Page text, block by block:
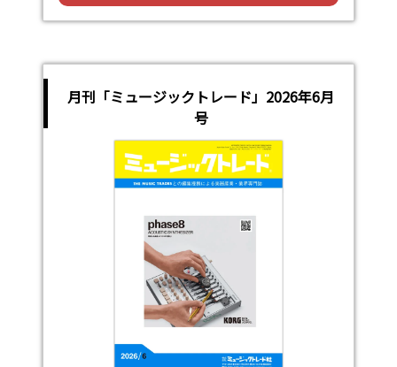
月刊「ミュージックトレード」2026年6月
号